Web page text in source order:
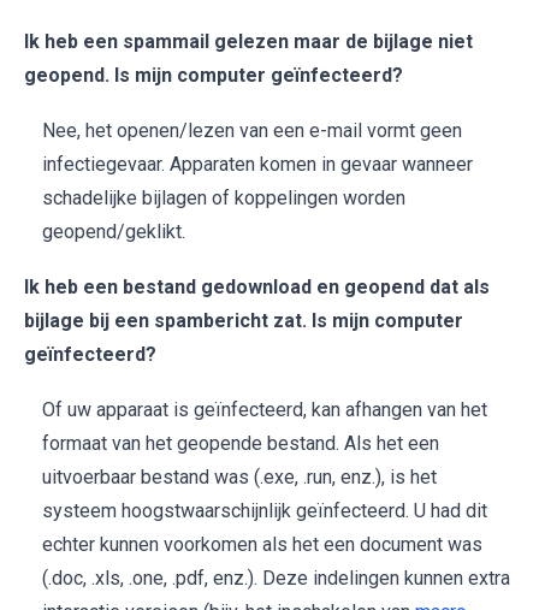
Ik heb een spammail gelezen maar de bijlage niet
geopend. Is mijn computer geïnfecteerd?
Nee, het openen/lezen van een e-mail vormt geen
infectiegevaar. Apparaten komen in gevaar wanneer
schadelijke bijlagen of koppelingen worden
geopend/geklikt.
Ik heb een bestand gedownload en geopend dat als
bijlage bij een spambericht zat. Is mijn computer
geïnfecteerd?
Of uw apparaat is geïnfecteerd, kan afhangen van het
formaat van het geopende bestand. Als het een
uitvoerbaar bestand was (.exe, .run, enz.), is het
systeem hoogstwaarschijnlijk geïnfecteerd. U had dit
echter kunnen voorkomen als het een document was
(.doc, .xls, .one, .pdf, enz.). Deze indelingen kunnen extra